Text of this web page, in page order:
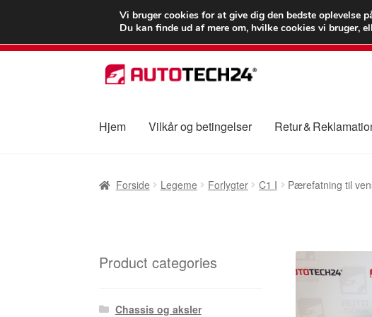
LEVERING fra 55 kr.
Spring
til
Spring
til
Hjem Vilkår og betingelser Retur &
Forside Legeme Forlygter C1 I Pærefatning til
Product categories
Chassis og aksler
Vi bruger cookies for at give dig den bedste oplevelse
Du kan finde ud af mere om, hvilke cookies vi bruger,